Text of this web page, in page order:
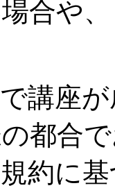
合や
講座
都合
約に